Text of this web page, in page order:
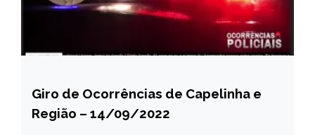
CAPELINHA
NOTÍCIAS
Giro de Ocorrências de Capelinha e
Região – 14/09/2022